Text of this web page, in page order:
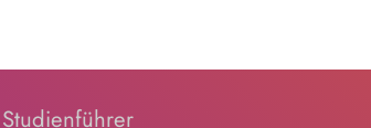
Studienführer